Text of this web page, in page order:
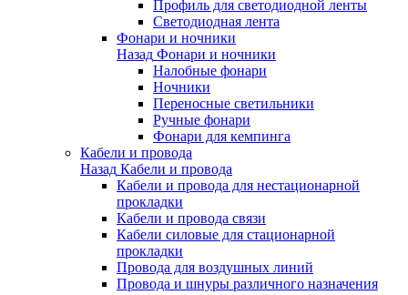
Профиль для светодиодной ленты
Светодиодная лента
Фонари и ночники
Назад Фонари и ночники
Налобные фонари
Ночники
Переносные светильники
Ручные фонари
Фонари для кемпинга
Кабели и провода
Назад Кабели и провода
Кабели и провода для нестационарной
прокладки
Кабели и провода связи
Кабели силовые для стационарной
прокладки
Провода для воздушных линий
Провода и шнуры различного назначения